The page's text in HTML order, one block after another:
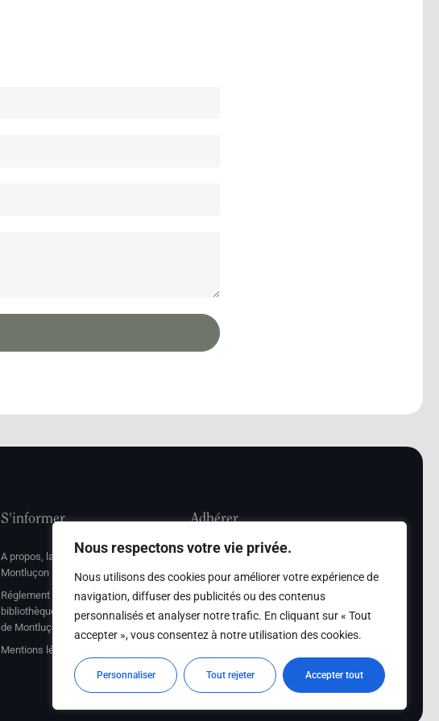
Nous respectons votre vie privée.
Nous utilisons des cookies pour améliorer votre expérience de
navigation, diffuser des publicités ou des contenus
personnalisés et analyser notre trafic. En cliquant sur « Tout
accepter », vous consentez à notre utilisation des cookies.
Personnaliser Tout rejeter Accepter tout
S'informer
A propos, la société Les Amis de
Montluçon
Réglement de consultation de la
bibliothèque et des archives des Amis
de Montluçon
Mentions légales
Adhérer
Adhésion